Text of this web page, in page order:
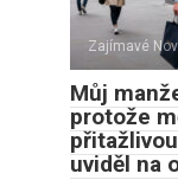
Zajímavé
Můj
protože
uviděl na